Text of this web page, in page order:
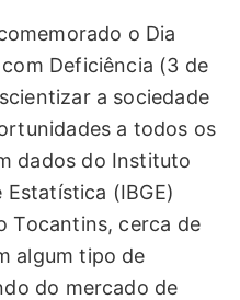
o Dia
Deficiência (3 de
a sociedade
a todos os
dados do Instituto
Estatística (IBGE)
Tocantins, cerca de
algum tipo de
do mercado de